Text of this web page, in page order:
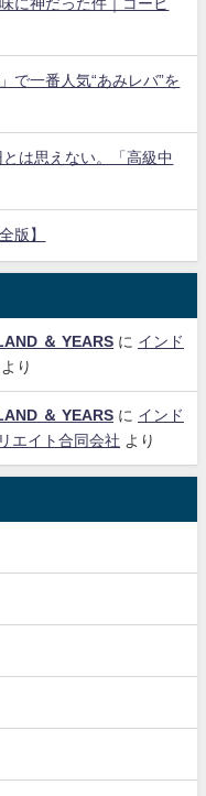
に神だった件｜コーヒ
で一番人気“あみレバ”を
は思えない。「高級中
版】
＆ YEARS に インド
より
＆ YEARS に インド
エイト合同会社 より